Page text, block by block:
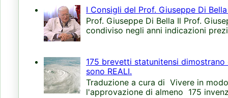
I Consigli del Prof. Giuseppe Di
Prof. Giuseppe Di Bella Il Prof.
condiviso negli anni indicazioni
175 brevetti statunitensi
sono REALI.
Traduzione a cura di Vivere in
l'approvazione di almeno 175